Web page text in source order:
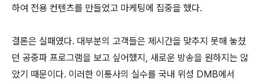
하여 전용 컨텐츠를 만들었고 마케팅에 집중을 했다.
결론은 실패였다. 대부분의 고객들은 제시간을 맞추지 못해 놓쳤
던 공중파 프로그램을 보고 싶어했지, 새로운 방송을 원하지는 않
았기 때문이다. 이러한 이통사의 실수를 국내 위성 DMB에서